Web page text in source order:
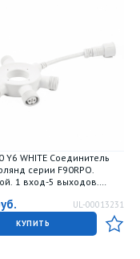
Y6 WHITE Соединитель
серии F90RPO.
1 вход-5 выходов.
UL-00013231
КУПИТЬ